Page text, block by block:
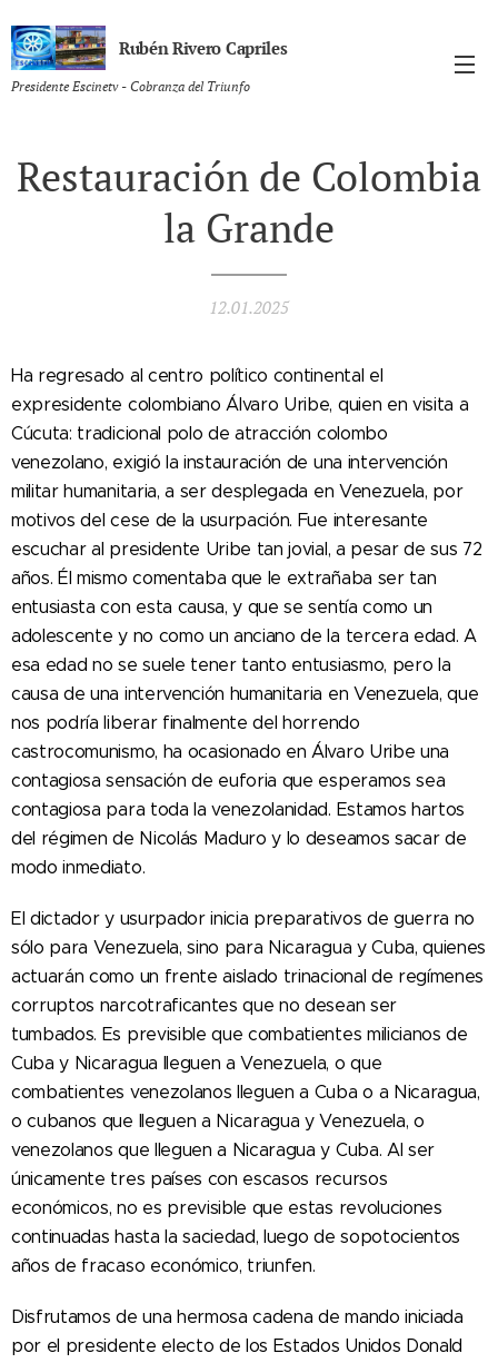
Rubén Rivero Capriles
Presidente Escinetv - Cobranza del Triunfo
Restauración de Colombia
la Grande
12.01.2025
Ha regresado al centro político continental el
expresidente colombiano Álvaro Uribe, quien en visita a
Cúcuta: tradicional polo de atracción colombo
venezolano, exigió la instauración de una intervención
militar humanitaria, a ser desplegada en Venezuela, por
motivos del cese de la usurpación. Fue interesante
escuchar al presidente Uribe tan jovial, a pesar de sus 72
años. Él mismo comentaba que le extrañaba ser tan
entusiasta con esta causa, y que se sentía como un
adolescente y no como un anciano de la tercera edad. A
esa edad no se suele tener tanto entusiasmo, pero la
causa de una intervención humanitaria en Venezuela, que
nos podría liberar finalmente del horrendo
castrocomunismo, ha ocasionado en Álvaro Uribe una
contagiosa sensación de euforia que esperamos sea
contagiosa para toda la venezolanidad. Estamos hartos
del régimen de Nicolás Maduro y lo deseamos sacar de
modo inmediato.
El dictador y usurpador inicia preparativos de guerra no
sólo para Venezuela, sino para Nicaragua y Cuba, quienes
actuarán como un frente aislado trinacional de regímenes
corruptos narcotraficantes que no desean ser
tumbados. Es previsible que combatientes milicianos de
Cuba y Nicaragua lleguen a Venezuela, o que
combatientes venezolanos lleguen a Cuba o a Nicaragua,
o cubanos que lleguen a Nicaragua y Venezuela, o
venezolanos que lleguen a Nicaragua y Cuba. Al ser
únicamente tres países con escasos recursos
económicos, no es previsible que estas revoluciones
continuadas hasta la saciedad, luego de sopotocientos
años de fracaso económico, triunfen.
Disfrutamos de una hermosa cadena de mando iniciada
por el presidente electo de los Estados Unidos Donald